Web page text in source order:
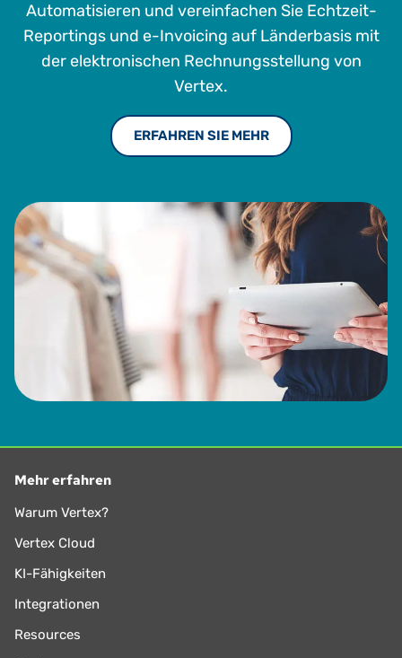
Automatisieren und vereinfachen Sie Echtzeit-
Reportings und e-Invoicing auf Länderbasis mit
der elektronischen Rechnungsstellung von
Vertex.
ERFAHREN SIE MEHR
Mehr erfahren
Warum Vertex?
Vertex Cloud
KI-Fähigkeiten
Integrationen
Resources